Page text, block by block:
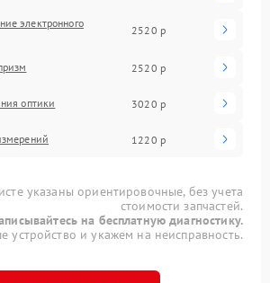
электронного
2520 р
2520 р
оптики 3020 р
1220 р
указаны ориентировочные, без учета
стоимости запчастей.
на бесплатную диагностику.
и укажем на неисправность.